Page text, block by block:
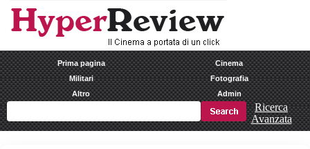
Prima pagina
Cinema
Militari
Fotografia
Altro
Admin
Ricerca
Avanzata